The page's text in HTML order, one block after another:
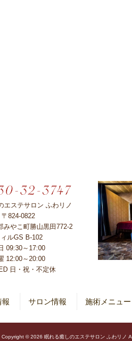
エステサロン ふわリノ
〒824-0822
みやこ町勝山黒田772-2
ルGS B-102
09:30～17:00
12:00～20:00
日・祝・不定休
報 サロン情報 施術メニュー
Copyright © 2026 眠れる癒しのエステサロン ふわリノ